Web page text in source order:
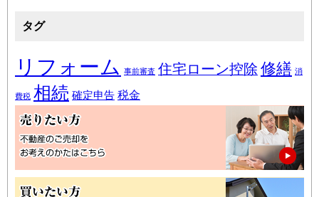
タグ
リフォーム 事前審査 住宅ローン控除 修繕 消
費税 相続 確定申告 税金